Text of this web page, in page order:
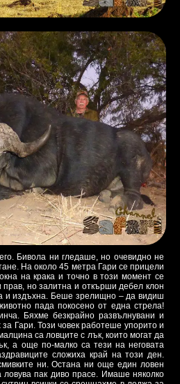
Бивола ни гледаше, но очевидно не
На около 45 метра Гари се прицели
на крака и точно в този момент се
но залитна и откърши дебел клон
и издъхна. Беше зрелищно – да видиш
пада покосено от една стрела!
Бяхме безкрайно развълнувани и
Гари. Този човек работеше упорито и
са ловците с лък, които могат да
а още по-малко са тези на неговата
сложиха край на този ден.
ни. Остана ни още един ловен
пак диво прасе. Имаше няколко